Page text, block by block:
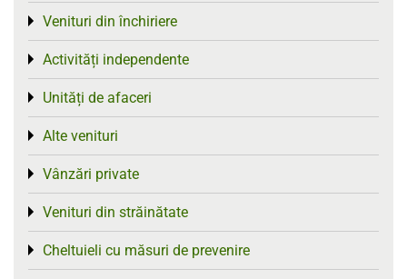
Venituri din închiriere
Toggle menu
Activități independente
Toggle menu
Unități de afaceri
Toggle menu
Alte venituri
Toggle menu
Vânzări private
Toggle menu
Venituri din străinătate
Toggle menu
Cheltuieli cu măsuri de prevenire
Toggle menu